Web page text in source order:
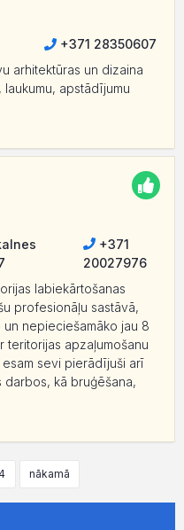
+371 28350607
arhitektūras un dizaina
apstādījumu
+371
20027976
labiekārtošanas
profesionāļu sastāvā,
nepieciešamāko jau 8
teritorijas apzaļumošanu
sevi pierādījuši arī
kā bruģēšana,
nākamā